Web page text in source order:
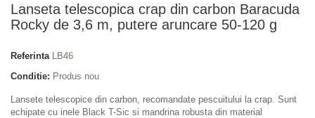
Lanseta telescopica crap din carbon Baracuda
Rocky de 3,6 m, putere aruncare 50-120 g
Referinta
LB46
Conditie: Produs nou
Lansete telescopice din carbon, recomandate pescuitului la crap. Sunt
echipate cu inele Black T-Sic si mandrina robusta din material